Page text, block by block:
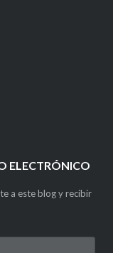
ELECTRÓNICO
a este blog y recibir